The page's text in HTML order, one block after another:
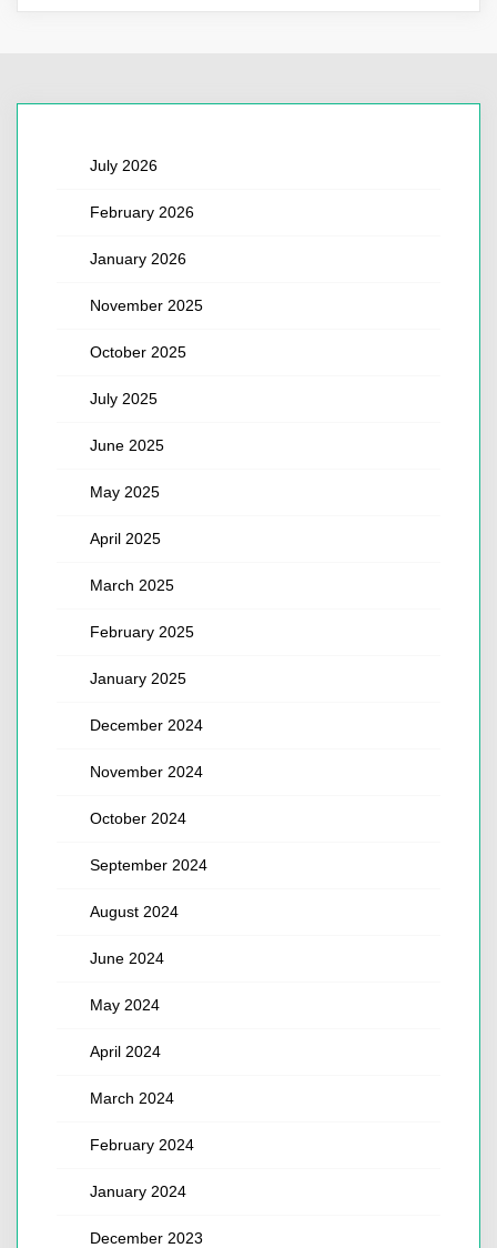
July 2026
February 2026
January 2026
November 2025
October 2025
July 2025
June 2025
May 2025
April 2025
March 2025
February 2025
January 2025
December 2024
November 2024
October 2024
September 2024
August 2024
June 2024
May 2024
April 2024
March 2024
February 2024
January 2024
December 2023